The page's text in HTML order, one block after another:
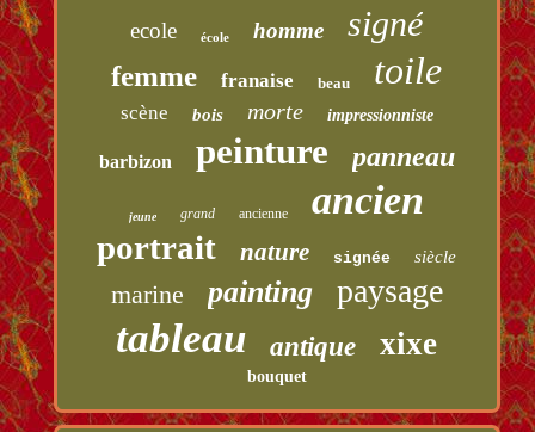
ecole école homme signé
femme franaise beau toile
scène bois morte impressionniste
barbizon peinture panneau
jeune grand ancienne ancien
portrait nature signée siècle
marine painting paysage
tableau antique xixe
bouquet